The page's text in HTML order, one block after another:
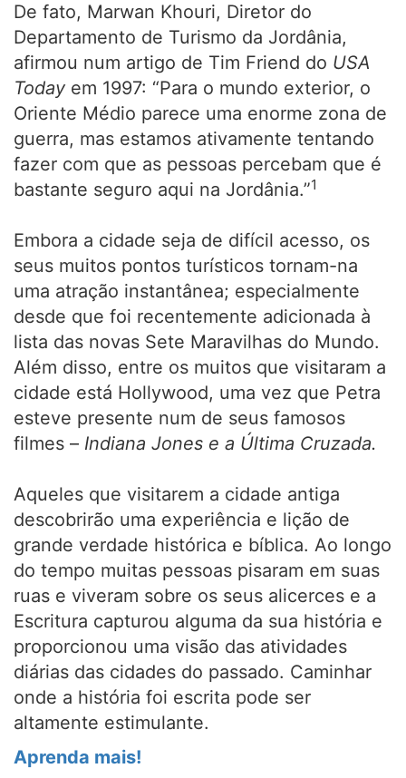
De fato, Marwan Khouri, Diretor do
Departamento de Turismo da Jordânia,
afirmou num artigo de Tim Friend do USA
Today em 1997: “Para o mundo exterior, o
Oriente Médio parece uma enorme zona de
guerra, mas estamos ativamente tentando
fazer com que as pessoas percebam que é
bastante seguro aqui na Jordânia.”1
Embora a cidade seja de difícil acesso, os
seus muitos pontos turísticos tornam-na
uma atração instantânea; especialmente
desde que foi recentemente adicionada à
lista das novas Sete Maravilhas do Mundo.
Além disso, entre os muitos que visitaram a
cidade está Hollywood, uma vez que Petra
esteve presente num de seus famosos
filmes – Indiana Jones e a Última Cruzada.
Aqueles que visitarem a cidade antiga
descobrirão uma experiência e lição de
grande verdade histórica e bíblica. Ao longo
do tempo muitas pessoas pisaram em suas
ruas e viveram sobre os seus alicerces e a
Escritura capturou alguma da sua história e
proporcionou uma visão das atividades
diárias das cidades do passado. Caminhar
onde a história foi escrita pode ser
altamente estimulante.
Aprenda mais!